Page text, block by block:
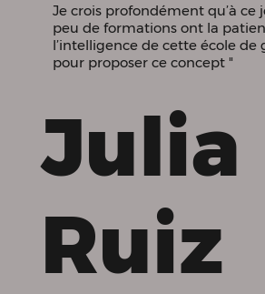
Je crois profondément qu’à ce
peu de formations ont la
l’intelligence de cette école de
pour proposer ce concept "
Julia
Ruiz